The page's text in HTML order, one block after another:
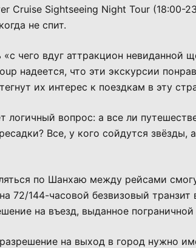
Cruise Sightseeing Night Tour (18:00-
не спит.
чего вдуг аттракцион невиданной
надеется, что эти экскурсии
их интерес к поездкам в эту
логичный вопрос: а все ли
Все, у кого сойдутся
по Шанхаю между рейсами
72/144-часовой безвизовый транзит
на въезд, выданное
на выход в город нужно